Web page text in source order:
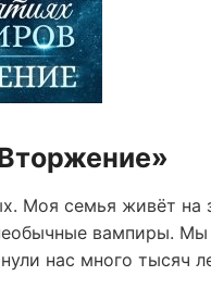
Моя семья живёт на
вампиры. Мы
нас много тысяч